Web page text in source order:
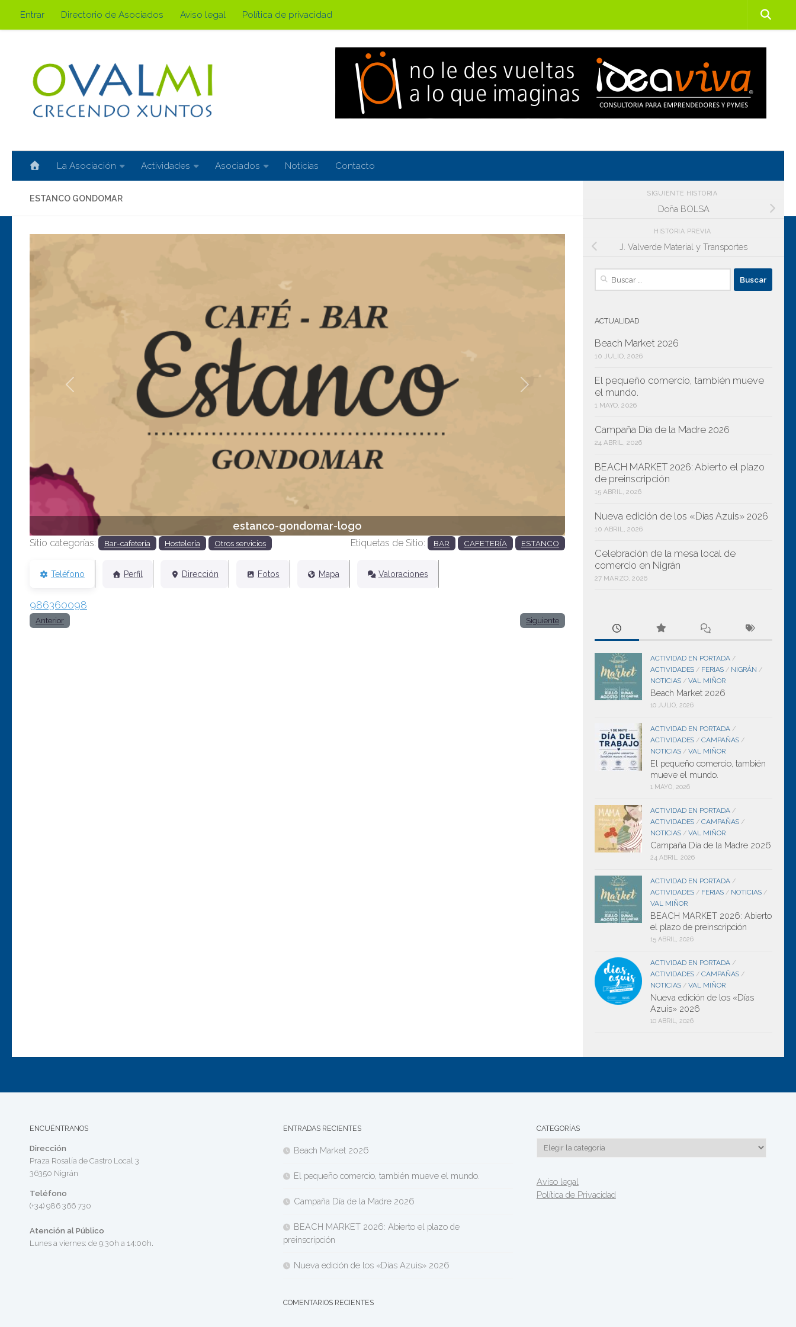
Saltar al contenido
Entrar Directorio de Asociados Aviso legal Política de privacidad
La Asociación Actividades Asociados Noticias Contacto
ESTANCO GONDOMAR
estanco-gondomar-logo
Anterior Siguiente
Sitio categorías: Bar-cafetería Hostelería Otros servicios Etiquetas de Sitio: BAR CAFETERÍA ESTANCO
Teléfono Perfil Dirección Fotos Mapa Valoraciones
986360098
Anterior Siguiente
SIGUIENTE HISTORIA
Doña BOLSA
HISTORIA PREVIA
J. Valverde Material y Transportes
Buscar:
ACTUALIDAD
Beach Market 2026
10 JULIO, 2026
El pequeño comercio, también mueve
el mundo.
1 MAYO, 2026
Campaña Día de la Madre 2026
24 ABRIL, 2026
BEACH MARKET 2026: Abierto el plazo
de preinscripción
15 ABRIL, 2026
Nueva edición de los «Días Azuis» 2026
10 ABRIL, 2026
Celebración de la mesa local de
comercio en Nigrán
27 MARZO, 2026
ACTIVIDAD EN PORTADA /
ACTIVIDADES / FERIAS / NIGRÁN /
NOTICIAS / VAL MIÑOR
Beach Market 2026
10 JULIO, 2026
ACTIVIDAD EN PORTADA /
ACTIVIDADES / CAMPAÑAS /
NOTICIAS / VAL MIÑOR
El pequeño comercio, también
mueve el mundo.
1 MAYO, 2026
ACTIVIDAD EN PORTADA /
ACTIVIDADES / CAMPAÑAS /
NOTICIAS / VAL MIÑOR
Campaña Día de la Madre 2026
24 ABRIL, 2026
ACTIVIDAD EN PORTADA /
ACTIVIDADES / FERIAS / NOTICIAS /
VAL MIÑOR
BEACH MARKET 2026: Abierto
el plazo de preinscripción
15 ABRIL, 2026
ACTIVIDAD EN PORTADA /
ACTIVIDADES / CAMPAÑAS /
NOTICIAS / VAL MIÑOR
Nueva edición de los «Días
Azuis» 2026
10 ABRIL, 2026
ENCUÉNTRANOS
Dirección
Praza Rosalía de Castro Local 3
36350 Nigrán
Teléfono
(+34) 986 366 730
Atención al Público
Lunes a viernes: de 9:30h a 14:00h.
ENTRADAS RECIENTES
Beach Market 2026
El pequeño comercio, también mueve el mundo.
Campaña Día de la Madre 2026
BEACH MARKET 2026: Abierto el plazo de
preinscripción
Nueva edición de los «Días Azuis» 2026
COMENTARIOS RECIENTES
CATEGORÍAS
Categorías
Aviso legal
Política de Privacidad